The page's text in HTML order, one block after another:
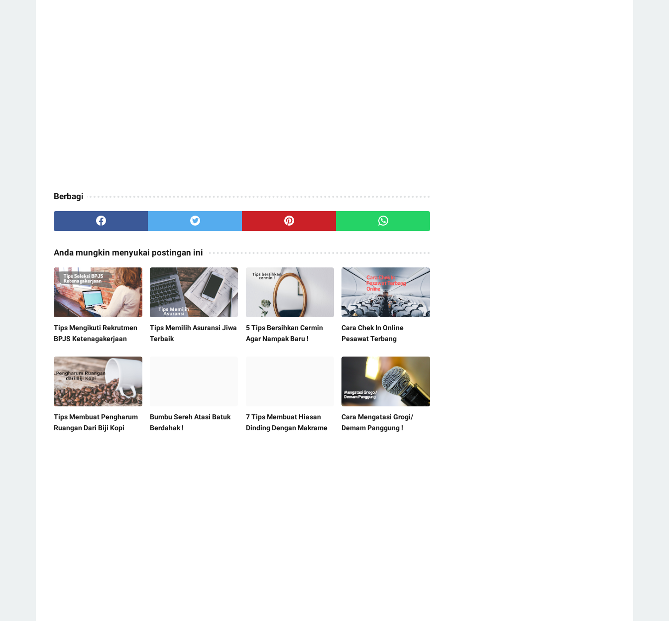
Berbagi
Anda mungkin menyukai postingan ini
Tips Mengikuti Rekrutmen
BPJS Ketenagakerjaan
Tips Memilih Asuransi Jiwa
Terbaik
5 Tips Bersihkan Cermin
Agar Nampak Baru !
Cara Chek In Online
Pesawat Terbang
Tips Membuat Pengharum
Ruangan Dari Biji Kopi
Bumbu Sereh Atasi Batuk
Berdahak !
7 Tips Membuat Hiasan
Dinding Dengan Makrame
Cara Mengatasi Grogi/
Demam Panggung !